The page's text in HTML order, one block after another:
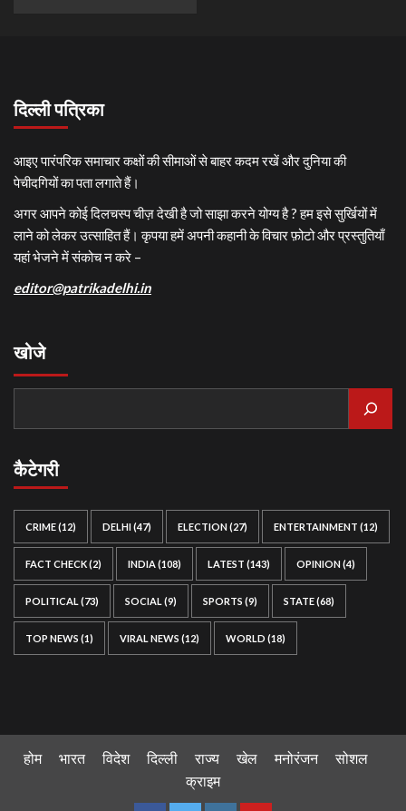
दिल्ली पत्रिका
आइए पारंपरिक समाचार कक्षों की सीमाओं से बाहर कदम रखें और दुनिया की
पेचीदगियों का पता लगाते हैं।
अगर आपने कोई दिलचस्प चीज़ देखी है जो साझा करने योग्य है ? हम इसे सुर्खियों में
लाने को लेकर उत्साहित हैं। कृपया हमें अपनी कहानी के विचार फ़ोटो और प्रस्तुतियाँ
यहां भेजने में संकोच न करे –
editor@patrikadelhi.in
खोजे
कैटेगरी
CRIME(12) DELHI(47) ELECTION(27) ENTERTAINMENT (12)
FACT CHECK(2) INDIA(108) LATEST (143) OPINION(4)
POLITICAL (73) SOCIAL (9) SPORTS (9) STATE(68)
TOP NEWS (1) VIRAL NEWS (12) WORLD (18)
होम भारत विदेश दिल्ली राज्य खेल मनोरंजन
सोशल
क्राइम